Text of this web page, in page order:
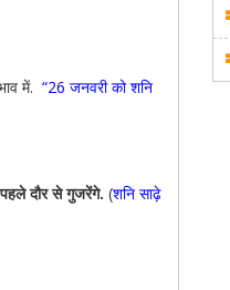
में. “26 जनवरी को शनि
दौर से गुजरेंगे. (शनि साढ़े